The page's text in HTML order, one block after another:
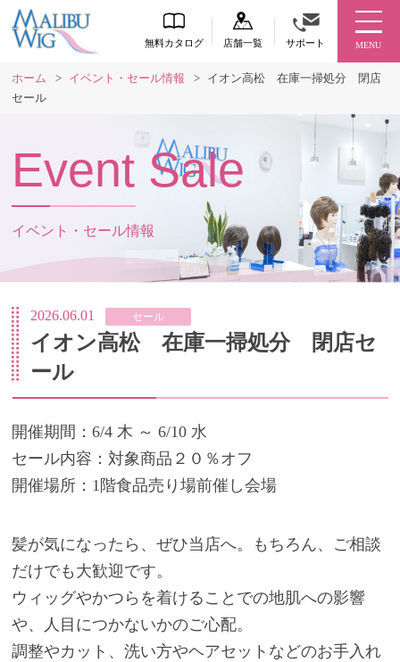
無料カタログ 店舗一覧 サポート MENU
ホーム > イベント・セール情報 > イオン高松 在庫一掃処分 閉店
セール
Event Sale
イベント・セール情報
2026.06.01 セール
イオン高松 在庫一掃処分 閉店セ
ール
開催期間：6/4 木 ～ 6/10 水
セール内容：対象商品２０％オフ
開催場所：1階食品売り場前催し会場
髪が気になったら、ぜひ当店へ。もちろん、ご相談
だけでも大歓迎です。
ウィッグやかつらを着けることでの地肌への影響
や、人目につかないかのご心配。
調整やカット、洗い方やヘアセットなどのお手入れ